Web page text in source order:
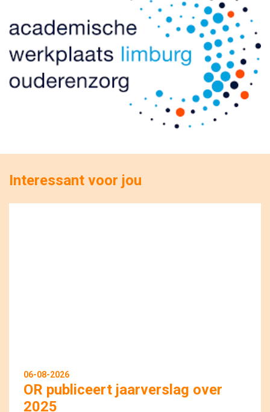
Interessant voor jou
06-08-2026
OR publiceert jaarverslag over
2025